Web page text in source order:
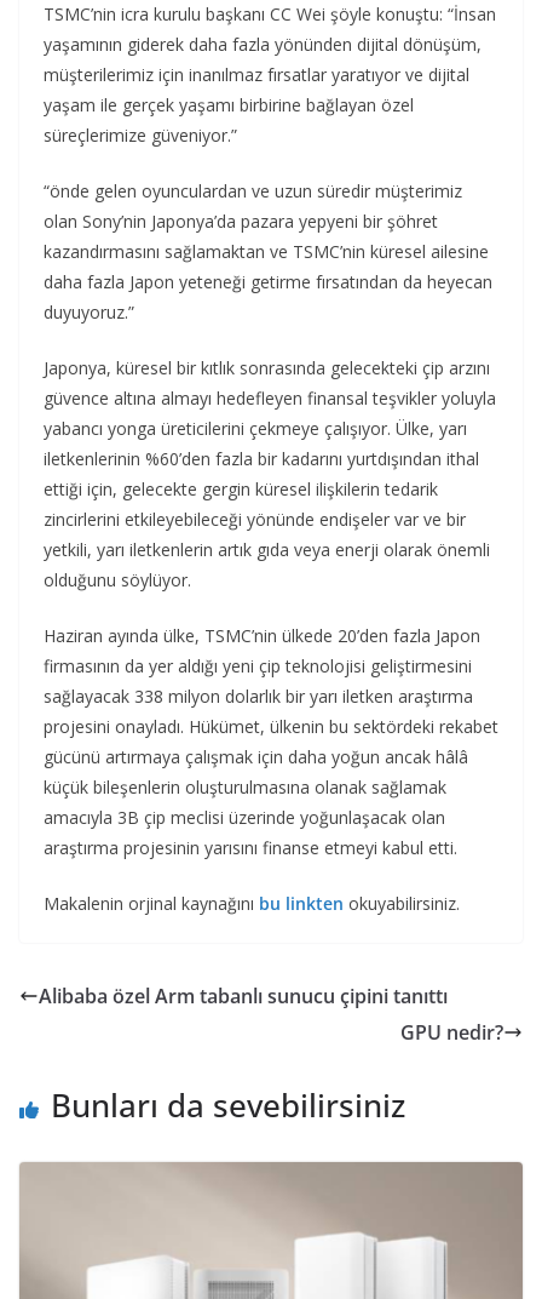
TSMC’nin icra kurulu başkanı CC Wei şöyle konuştu: “İnsan
yaşamının giderek daha fazla yönünden dijital dönüşüm,
müşterilerimiz için inanılmaz fırsatlar yaratıyor ve dijital
yaşam ile gerçek yaşamı birbirine bağlayan özel
süreçlerimize güveniyor.”
“önde gelen oyunculardan ve uzun süredir müşterimiz
olan Sony’nin Japonya’da pazara yepyeni bir şöhret
kazandırmasını sağlamaktan ve TSMC’nin küresel ailesine
daha fazla Japon yeteneği getirme fırsatından da heyecan
duyuyoruz.”
Japonya, küresel bir kıtlık sonrasında gelecekteki çip arzını
güvence altına almayı hedefleyen finansal teşvikler yoluyla
yabancı yonga üreticilerini çekmeye çalışıyor. Ülke, yarı
iletkenlerinin %60’den fazla bir kadarını yurtdışından ithal
ettiği için, gelecekte gergin küresel ilişkilerin tedarik
zincirlerini etkileyebileceği yönünde endişeler var ve bir
yetkili, yarı iletkenlerin artık gıda veya enerji olarak önemli
olduğunu söylüyor.
Haziran ayında ülke, TSMC’nin ülkede 20’den fazla Japon
firmasının da yer aldığı yeni çip teknolojisi geliştirmesini
sağlayacak 338 milyon dolarlık bir yarı iletken araştırma
projesini onayladı. Hükümet, ülkenin bu sektördeki rekabet
gücünü artırmaya çalışmak için daha yoğun ancak hâlâ
küçük bileşenlerin oluşturulmasına olanak sağlamak
amacıyla 3B çip meclisi üzerinde yoğunlaşacak olan
araştırma projesinin yarısını finanse etmeyi kabul etti.
Makalenin orjinal kaynağını bu linkten okuyabilirsiniz.
Alibaba özel Arm tabanlı sunucu çipini tanıttı
GPU nedir?
Bunları da sevebilirsiniz